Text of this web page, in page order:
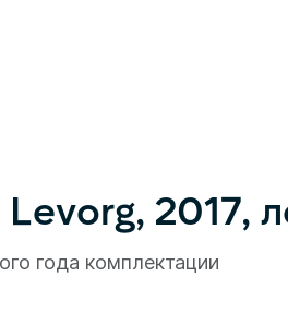
2017,
года комплектации